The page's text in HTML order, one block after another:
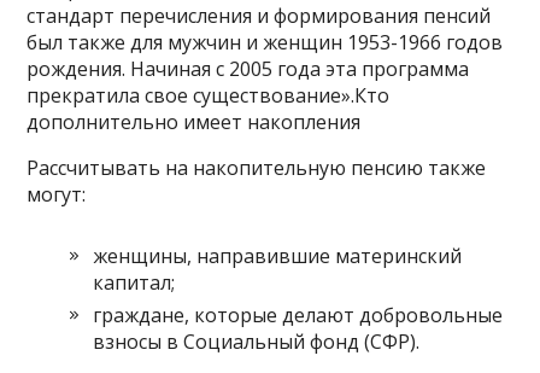
стандарт перечисления и формирования пенсий
был также для мужчин и женщин 1953-1966 годов
рождения. Начиная с 2005 года эта программа
прекратила свое существование».Кто
дополнительно имеет накопления
Рассчитывать на накопительную пенсию также
могут:
женщины, направившие материнский
капитал;
граждане, которые делают добровольные
взносы в Социальный фонд (СФР).